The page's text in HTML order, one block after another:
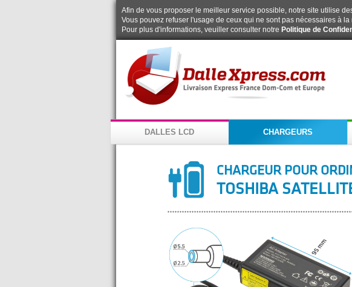
Afin de vous proposer le meilleur service possible, notre site utilise
Vous pouvez refuser l'usage de ceux qui ne sont pas nécessaires à la
Pour plus d'informations, veuiller consulter notre Politique de
DALLES LCD CHARGEURS
CHARGEUR POUR
TOSHIBA